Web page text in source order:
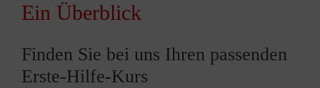
Ein Überblick
Finden Sie bei uns Ihren passenden
Erste-Hilfe-Kurs